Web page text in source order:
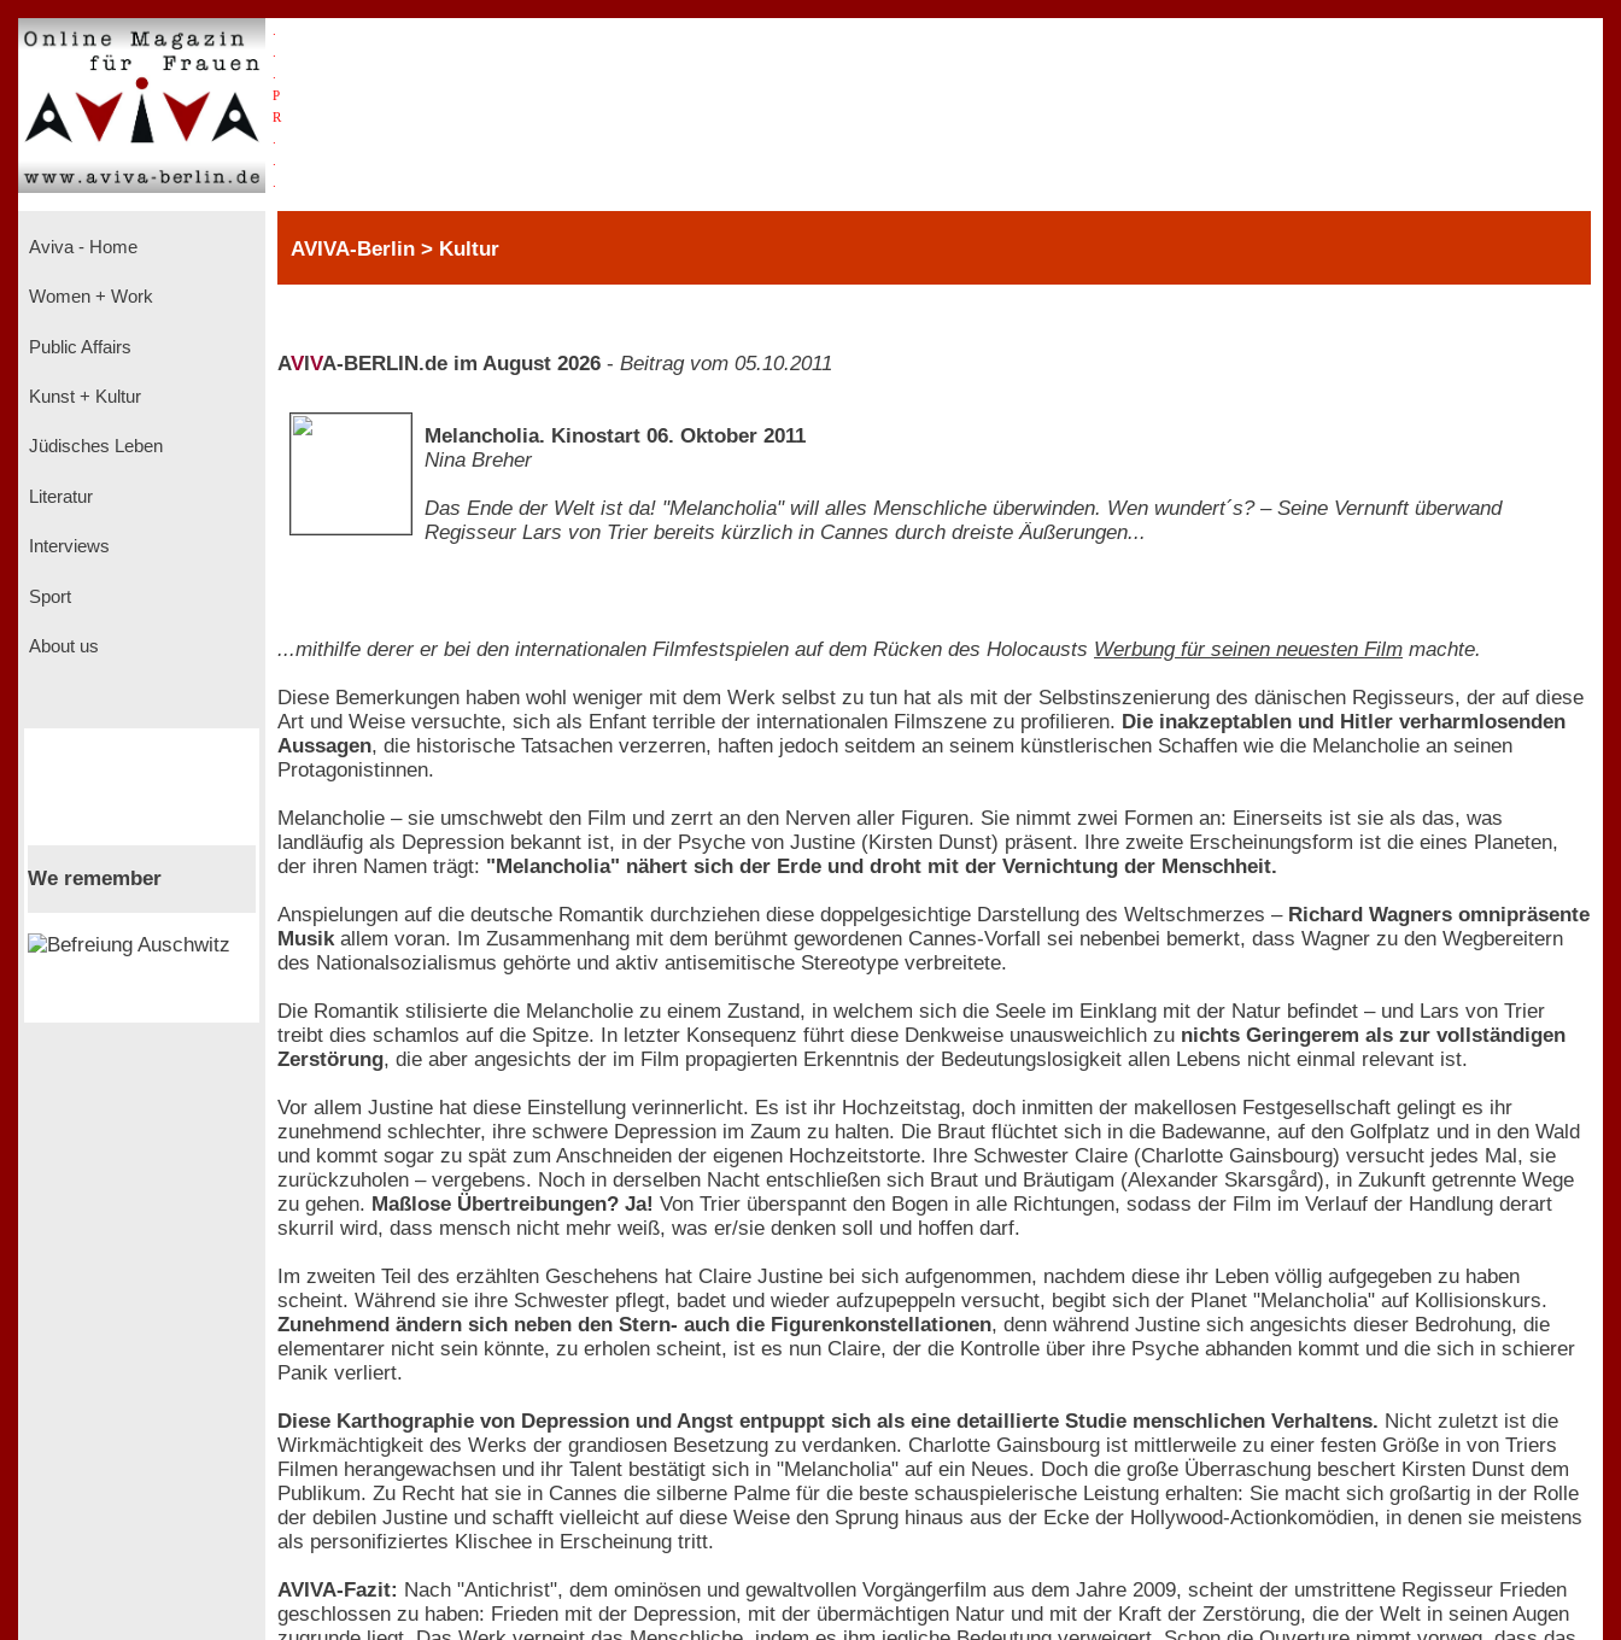
P
R
Aviva - Home
Women + Work
Public Affairs
Kunst + Kultur
Jüdisches Leben
Literatur
Interviews
Sport
About us
We remember
AVIVA-Berlin > Kultur
AV VA-BERLIN.de im August 2026 - Beitrag vom 05.10.2011
Melancholia. Kinostart 06. Oktober 2011
Nina Breher
Das Ende der Welt ist da! "Melancholia" will alles Menschliche überwinden. Wen wundert´s? – Seine Vernunft überwand
Regisseur Lars von Trier bereits kürzlich in Cannes durch dreiste Äußerungen...
...mithilfe derer er bei den internationalen Filmfestspielen auf dem Rücken des Holocausts Werbung für seinen neuesten Film machte.
Diese Bemerkungen haben wohl weniger mit dem Werk selbst zu tun hat als mit der Selbstinszenierung des dänischen Regisseurs, der auf diese
Art und Weise versuchte, sich als Enfant terrible der internationalen Filmszene zu profilieren. Die inakzeptablen und Hitler verharmlosenden
Aussagen, die historische Tatsachen verzerren, haften jedoch seitdem an seinem künstlerischen Schaffen wie die Melancholie an seinen
Protagonistinnen.
Melancholie – sie umschwebt den Film und zerrt an den Nerven aller Figuren. Sie nimmt zwei Formen an: Einerseits ist sie als das, was
landläufig als Depression bekannt ist, in der Psyche von Justine (Kirsten Dunst) präsent. Ihre zweite Erscheinungsform ist die eines Planeten,
der ihren Namen trägt: "Melancholia" nähert sich der Erde und droht mit der Vernichtung der Menschheit.
Anspielungen auf die deutsche Romantik durchziehen diese doppelgesichtige Darstellung des Weltschmerzes – Richard Wagners omnipräsente
Musikallem voran. Im Zusammenhang mit dem berühmt gewordenen Cannes-Vorfall sei nebenbei bemerkt, dass Wagner zu den Wegbereitern
des Nationalsozialismus gehörte und aktiv antisemitische Stereotype verbreitete.
Die Romantik stilisierte die Melancholie zu einem Zustand, in welchem sich die Seele im Einklang mit der Natur befindet – und Lars von Trier
treibt dies schamlos auf die Spitze. In letzter Konsequenz führt diese Denkweise unausweichlich zu nichts Geringerem als zur vollständigen
Zerstörung, die aber angesichts der im Film propagierten Erkenntnis der Bedeutungslosigkeit allen Lebens nicht einmal relevant ist.
Vor allem Justine hat diese Einstellung verinnerlicht. Es ist ihr Hochzeitstag, doch inmitten der makellosen Festgesellschaft gelingt es ihr
zunehmend schlechter, ihre schwere Depression im Zaum zu halten. Die Braut flüchtet sich in die Badewanne, auf den Golfplatz und in den Wald
und kommt sogar zu spät zum Anschneiden der eigenen Hochzeitstorte. Ihre Schwester Claire (Charlotte Gainsbourg) versucht jedes Mal, sie
zurückzuholen – vergebens. Noch in derselben Nacht entschließen sich Braut und Bräutigam (Alexander Skarsgård), in Zukunft getrennte Wege
zu gehen. Maßlose Übertreibungen? Ja! Von Trier überspannt den Bogen in alle Richtungen, sodass der Film im Verlauf der Handlung derart
skurril wird, dass mensch nicht mehr weiß, was er/sie denken soll und hoffen darf.
Im zweiten Teil des erzählten Geschehens hat Claire Justine bei sich aufgenommen, nachdem diese ihr Leben völlig aufgegeben zu haben
scheint. Während sie ihre Schwester pflegt, badet und wieder aufzupeppeln versucht, begibt sich der Planet "Melancholia" auf Kollisionskurs.
Zunehmend ändern sich neben den Stern- auch die Figurenkonstellationen, denn während Justine sich angesichts dieser Bedrohung, die
elementarer nicht sein könnte, zu erholen scheint, ist es nun Claire, der die Kontrolle über ihre Psyche abhanden kommt und die sich in schierer
Panik verliert.
Diese Karthographie von Depression und Angst entpuppt sich als eine detaillierte Studie menschlichen Verhaltens. Nicht zuletzt ist die
Wirkmächtigkeit des Werks der grandiosen Besetzung zu verdanken. Charlotte Gainsbourg ist mittlerweile zu einer festen Größe in von Triers
Filmen herangewachsen und ihr Talent bestätigt sich in "Melancholia" auf ein Neues. Doch die große Überraschung beschert Kirsten Dunst dem
Publikum. Zu Recht hat sie in Cannes die silberne Palme für die beste schauspielerische Leistung erhalten: Sie macht sich großartig in der Rolle
der debilen Justine und schafft vielleicht auf diese Weise den Sprung hinaus aus der Ecke der Hollywood-Actionkomödien, in denen sie meistens
als personifiziertes Klischee in Erscheinung tritt.
AVIVA-Fazit: Nach "Antichrist", dem ominösen und gewaltvollen Vorgängerfilm aus dem Jahre 2009, scheint der umstrittene Regisseur Frieden
geschlossen zu haben: Frieden mit der Depression, mit der übermächtigen Natur und mit der Kraft der Zerstörung, die der Welt in seinen Augen